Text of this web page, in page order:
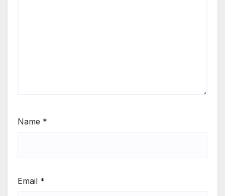
Name *
Email *